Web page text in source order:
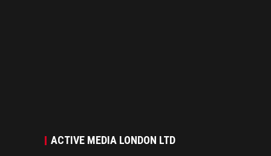
ACTIVE MEDIA LONDON LTD